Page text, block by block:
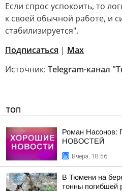
Если спрос успокоить, то
к своей обычной работе, и
стабилизируется".
Подписаться | Мах
Источник: Telegram-канал
ТОП
Роман
НОВОСТЕЙ
Вчера, 18:56
В Тюмени на
тонны погибшей